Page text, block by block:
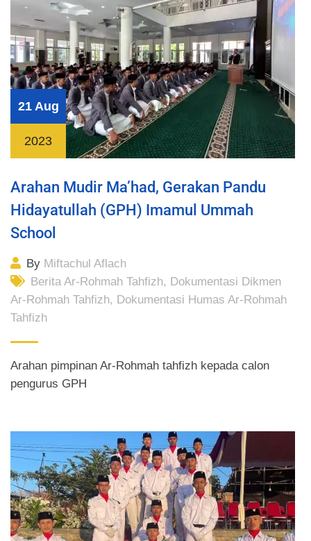
21 Aug
2023
Arahan Mudir Ma’had, Gerakan Pandu
Hidayatullah (GPH) Imamul Ummah
School
By Miftachul Aflach
Berita Ar-Rohmah Tahfizh, Dokumentasi Dikmen
Ar-Rohmah Tahfizh, Dokumentasi Humas Ar-Rohmah
Tahfizh
Arahan pimpinan Ar-Rohmah tahfizh kepada calon
pengurus GPH